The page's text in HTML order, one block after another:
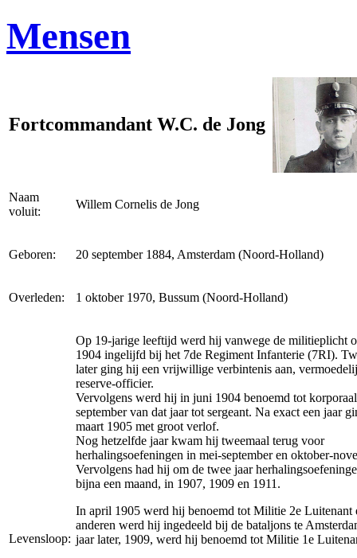
Mensen
Fortcommandant W.C. de Jong
Naam
voluit:
Willem Cornelis de Jong
Geboren: 20 september 1884, Amsterdam (Noord-Holland)
Overleden: 1 oktober 1970, Bussum (Noord-Holland)
Levensloop:
Op 19-jarige leeftijd werd hij vanwege de militieplicht
1904 ingelijfd bij het 7de Regiment Infanterie (7RI).
later ging hij een vrijwillige verbintenis aan,
reserve-officier.
Vervolgens werd hij in juni 1904 benoemd tot
september van dat jaar tot sergeant. Na exact een jaar
maart 1905 met groot verlof.
Nog hetzelfde jaar kwam hij tweemaal terug voor
herhalingsoefeningen in mei-september en oktober-
Vervolgens had hij om de twee jaar
bijna een maand, in 1907, 1909 en 1911.
In april 1905 werd hij benoemd tot Militie 2e Luitenant
anderen werd hij ingedeeld bij de bataljons te
jaar later, 1909, werd hij benoemd tot Militie 1e